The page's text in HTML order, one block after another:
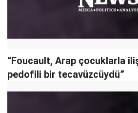
“Foucault, Arap çocuklarla
pedofili bir tecavüzcüydü”